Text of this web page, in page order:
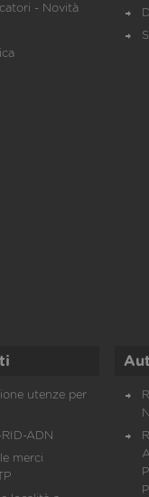
- Novità
utenze per
ADN
merci